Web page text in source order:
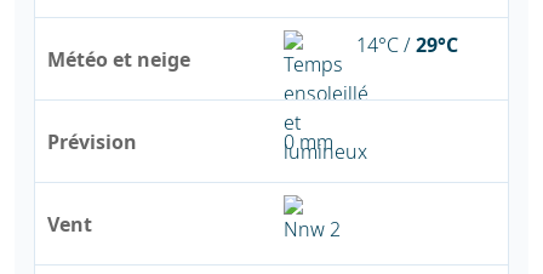
Météo et neige
Prévision
Vent
14°C /29°C
0 mm